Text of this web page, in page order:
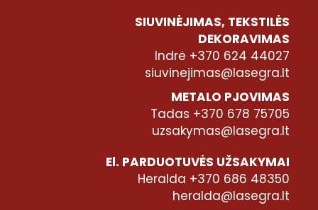
SIUVINĖJIMAS, TEKSTILĖS
DEKORAVIMAS
Indrė +370 624 44027
siuvinejimas@lasegra.lt
METALO PJOVIMAS
Tadas +370 678 75705
uzsakymas@lasegra.lt
El. PARDUOTUVĖS UŽSAKYMAI
Heralda +370 686 48350
heralda@lasegra.lt